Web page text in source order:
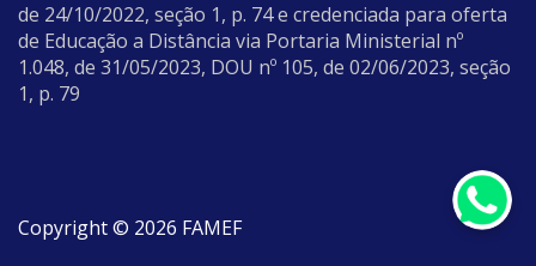
de 24/10/2022, seção 1, p. 74 e credenciada para oferta
de Educação a Distância via Portaria Ministerial nº
1.048, de 31/05/2023, DOU nº 105, de 02/06/2023, seção
1, p. 79
Copyright © 2026 FAMEF